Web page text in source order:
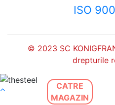
ISO
© 2023 SC
drepturile
CATRE
MAGAZIN